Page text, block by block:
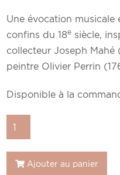
Une évocation musicale
confins du 18e siècle,
collecteur Joseph Mahé
peintre Olivier Perrin
Disponible à la
quantité
de
Musique
bretonne
Ajouter au panier